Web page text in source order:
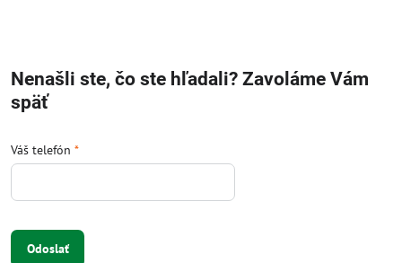
Nenašli ste, čo ste hľadali? Zavoláme Vám
späť
Váš telefón *
Odoslať